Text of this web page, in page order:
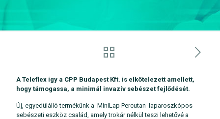
A Teleflex így a CPP Budapest Kft. is elkötelezett amellett,
hogy támogassa, a minimál invazív sebészet fejlődését.
Új, egyedülálló termékünk a MiniLap Percutan laparoszkópos
sebészeti eszköz család, amely trokár nélkül teszi lehetővé a